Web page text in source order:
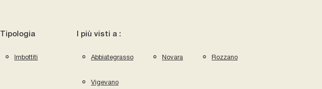
Tipologia
Imbottiti
I più visti a :
Abbiategrasso Novara Rozzano
Vigevano